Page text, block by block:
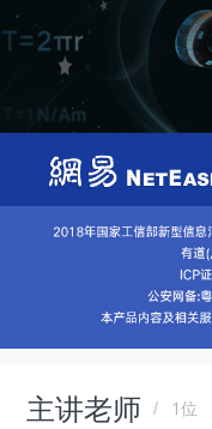
主讲老师 1位